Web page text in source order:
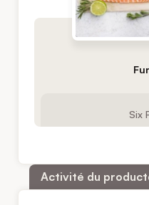
Six
Activité du